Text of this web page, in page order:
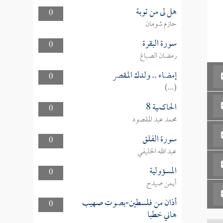
0 هل لى من توبة
حازم شومان
0
سورة البقرة
رمضان الصباغ
0
إمضاء .. ولدك المقصر
(...)
0
الحاكمية 8
محمد عبد المقصود
0
سورة الفلق
عبد الله الخليفي
0
المسؤولية
أيمن صيدح
0
أذان من فلسطين-بصوت صهيب
هاني خطبا